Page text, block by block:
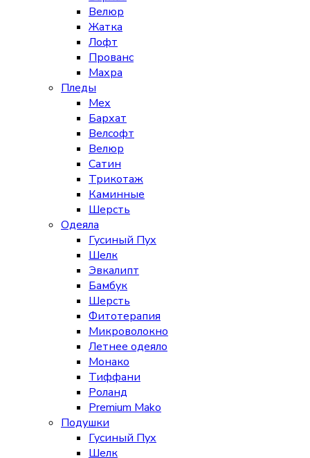
Велюр
Жатка
Лофт
Прованс
Махра
Пледы
Мех
Бархат
Велсофт
Велюр
Сатин
Трикотаж
Каминные
Шерсть
Одеяла
Гусиный Пух
Шелк
Эвкалипт
Бамбук
Шерсть
Фитотерапия
Микроволокно
Летнее одеяло
Монако
Тиффани
Роланд
Premium Mako
Подушки
Гусиный Пух
Шелк